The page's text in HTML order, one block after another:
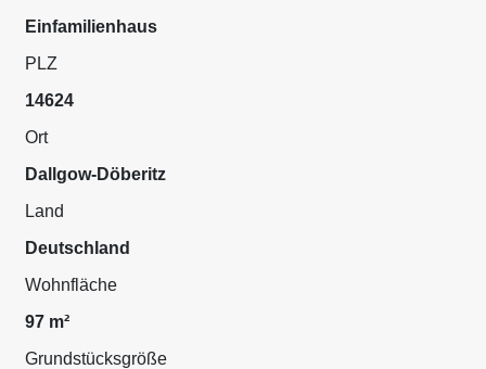
Einfamilienhaus
PLZ
14624
Ort
Dallgow-Döberitz
Land
Deutschland
Wohnfläche
97 m²
Grundstücksgröße